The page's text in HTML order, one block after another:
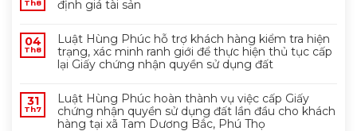
Th8
định giá tài sản
04
Th8
Luật Hùng Phúc hỗ trợ khách hàng kiểm tra hiện
trạng, xác minh ranh giới để thực hiện thủ tục cấp
lại Giấy chứng nhận quyền sử dụng đất
31
Th7
Luật Hùng Phúc hoàn thành vụ việc cấp Giấy
chứng nhận quyền sử dụng đất lần đầu cho khách
hàng tại xã Tam Dương Bắc, Phú Thọ